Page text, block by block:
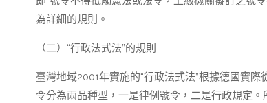
為詳細的規則。
（二）“行政法式法”的規則
臺灣地域2001年實施的“行政法式法”根據德國實
令分為兩品種型，一是律例號令，二是行政規定